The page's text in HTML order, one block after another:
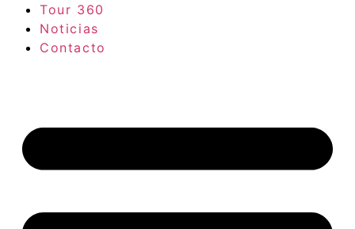
Tour 360
Noticias
Contacto